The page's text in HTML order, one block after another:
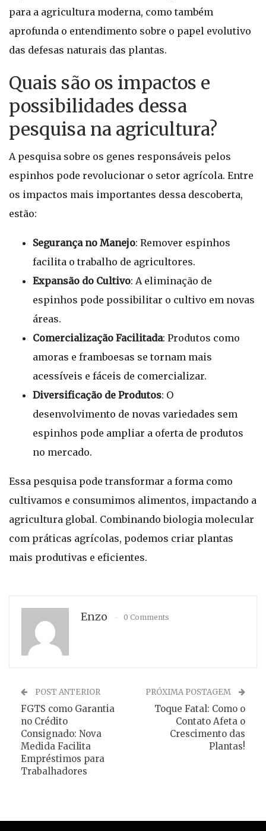
para a agricultura moderna, como também
aprofunda o entendimento sobre o papel evolutivo
das defesas naturais das plantas.
Quais são os impactos e
possibilidades dessa
pesquisa na agricultura?
A pesquisa sobre os genes responsáveis pelos
espinhos pode revolucionar o setor agrícola. Entre
os impactos mais importantes dessa descoberta,
estão:
Segurança no Manejo: Remover espinhos
facilita o trabalho de agricultores.
Expansão do Cultivo: A eliminação de
espinhos pode possibilitar o cultivo em novas
áreas.
Comercialização Facilitada: Produtos como
amoras e framboesas se tornam mais
acessíveis e fáceis de comercializar.
Diversificação de Produtos: O
desenvolvimento de novas variedades sem
espinhos pode ampliar a oferta de produtos
no mercado.
Essa pesquisa pode transformar a forma como
cultivamos e consumimos alimentos, impactando a
agricultura global. Combinando biologia molecular
com práticas agrícolas, podemos criar plantas
mais produtivas e eficientes.
Enzo 0 Comments
POST ANTERIOR
FGTS como Garantia
no Crédito
Consignado: Nova
Medida Facilita
Empréstimos para
Trabalhadores
PRÓXIMA POSTAGEM
Toque Fatal: Como o
Contato Afeta o
Crescimento das
Plantas!